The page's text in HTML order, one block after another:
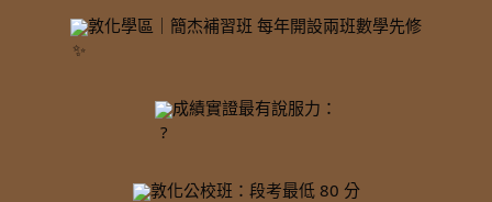
敦化學區｜簡杰補習班 每年開設兩班數學先修
成績實證最有說服力：
敦化公校班：段考最低 80 分